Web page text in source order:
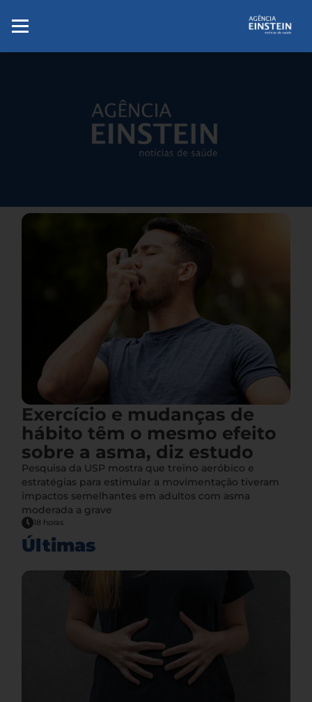
Exercício e mudanças de
hábito têm o mesmo efeito
sobre a asma, diz estudo
Pesquisa da USP mostra que treino aeróbico e
estratégias para estimular a movimentação tiveram
impactos semelhantes em adultos com asma
moderada a grave
18 horas
Últimas